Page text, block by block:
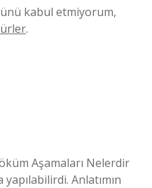
kabul etmiyorum,
.
Aşamaları Nelerdir
Anlatımın